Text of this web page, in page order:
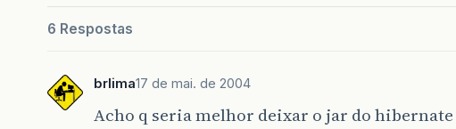
6 Respostas
brlima17 de mai. de 2004
Acho q seria melhor deixar o jar do